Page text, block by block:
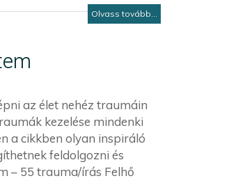
Olvass tovább...
az élet nehéz traumáin
kezelése mindenki
a cikkben olyan inspiráló
feldolgozni és
– 55 trauma/írás Felhő